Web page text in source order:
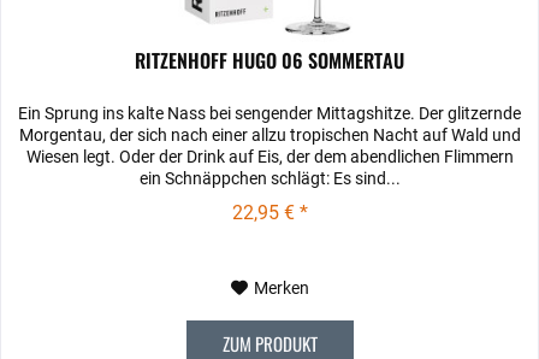
RITZENHOFF HUGO 06 SOMMERTAU
Ein Sprung ins kalte Nass bei sengender Mittagshitze. Der glitzernde
Morgentau, der sich nach einer allzu tropischen Nacht auf Wald und
Wiesen legt. Oder der Drink auf Eis, der dem abendlichen Flimmern
ein Schnäppchen schlägt: Es sind...
22,95 € *
Merken
ZUM PRODUKT